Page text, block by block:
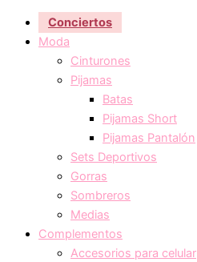
Conciertos
Moda
Cinturones
Pijamas
Batas
Pijamas Short
Pijamas Pantalón
Sets Deportivos
Gorras
Sombreros
Medias
Complementos
Accesorios para celular